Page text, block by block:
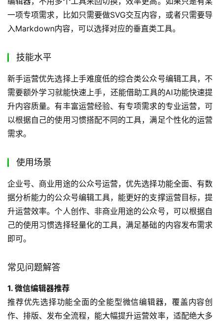
中等，适合有Markdown使用基础的用户。
知识类公众号运营者。
用户反馈：解决了Markdown内容排版的痛点，大幅减少了
格式调整的时间。
公众号编辑器选择指南
需求分析
首先明确自己的核心需求，如果日常运营需要覆盖从选题、
写稿、排版到数据复盘的全流程，优先选择全能型的公众号
编辑器，不用多个工具来回切换，效率更高。如果只是有某
一项专项需求，比如只需要做SVG交互内容，或者只需要导
入Markdown内容，可以选择对应的垂直类工具。
技能水平
新手运营优先选择上手难度低的综合类公众号编辑工具，不
需要额外学习就能快速上手，还能借助工具的AI功能快速提
升内容质量。有丰富运营经验、有专项需求的专业运营，可